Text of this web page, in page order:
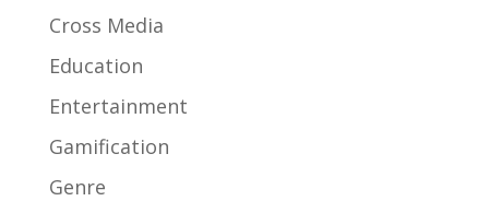
Cross Media
Education
Entertainment
Gamification
Genre